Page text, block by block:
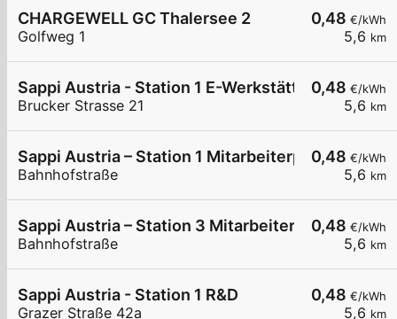
0,48 €/kWh
5,6 km
CHARGEWELL GC Thalersee 2
Golfweg 1
0,48 €/kWh
5,6 km
Sappi Austria - Station 1 E-Werkstätte
Brucker Strasse 21
0,48 €/kWh
5,6 km
Sappi Austria – Station 1 Mitarbeiterparkplatz
Bahnhofstraße
0,48 €/kWh
5,6 km
Sappi Austria – Station 3 Mitarbeiterparkplatz
Bahnhofstraße
0,48 €/kWh
5,6 km
Sappi Austria - Station 1 R&D
Grazer Straße 42a